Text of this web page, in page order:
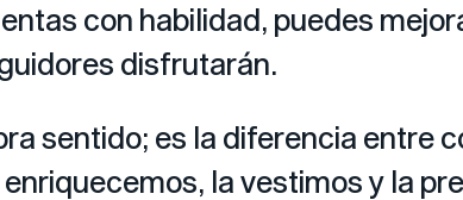
con habilidad, puedes
disfrutarán.
sentido; es la diferencia entre
la vestimos y la